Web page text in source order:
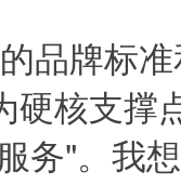
品牌标
硬核支撑
务"。我